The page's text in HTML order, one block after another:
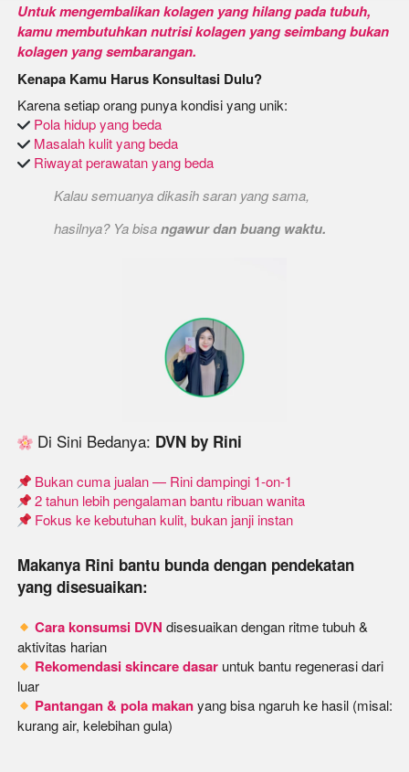
Untuk mengembalikan kolagen yang hilang pada tubuh,
kamu membutuhkan nutrisi kolagen yang seimbang bukan
kolagen yang sembarangan.
Kenapa Kamu Harus Konsultasi Dulu?
Pola hidup yang beda
Masalah kulit yang beda
Riwayat perawatan yang beda
Kalau semuanya dikasih saran yang sama,
hasilnya? Ya bisa ngawur dan buang waktu.
Di Sini Bedanya: DVN by Rini
Bukan cuma jualan — Rini dampingi 1-on-1
2 tahun lebih pengalaman bantu ribuan wanita
Fokus ke kebutuhan kulit, bukan janji instan
Makanya Rini bantu bunda dengan pendekatan
yang disesuaikan:
Cara konsumsi DVN disesuaikan dengan ritme tubuh &
Rekomendasi skincare dasar untuk bantu regenerasi dari
Pantangan & pola makan yang bisa ngaruh ke hasil (misal:
kurang air, kelebihan gula)